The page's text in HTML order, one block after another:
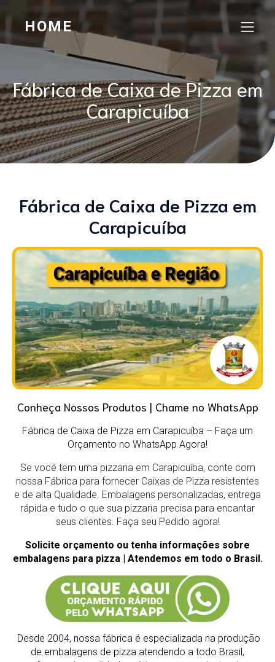
HOME
Fábrica de Caixa de Pizza em
Carapicuíba
Fábrica de Caixa de Pizza em
Carapicuíba
Conheça Nossos Produtos | Chame no WhatsApp
Fábrica de Caixa de Pizza em Carapicuíba – Faça um
Orçamento no WhatsApp Agora!
Se você tem uma pizzaria em Carapicuíba, conte com
nossa Fábrica para fornecer Caixas de Pizza resistentes
e de alta Qualidade. Embalagens personalizadas, entrega
rápida e tudo o que sua pizzaria precisa para encantar
seus clientes. Faça seu Pedido agora!
Solicite orçamento ou tenha informações sobre
embalagens para pizza | Atendemos em todo o Brasil.
Desde 2004, nossa fábrica é especializada na produção
de embalagens de pizza atendendo a todo Brasil,